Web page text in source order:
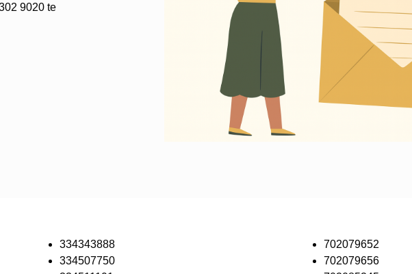
9020 te
334343888
334507750
702079652
702079656